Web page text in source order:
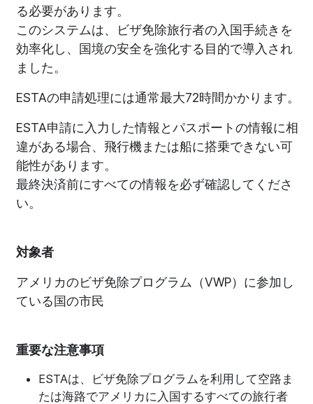
る必要があります。
このシステムは、ビザ免除旅行者の入国手続きを
効率化し、国境の安全を強化する目的で導入され
ました。
ESTAの申請処理には通常最大72時間かかります。
ESTA申請に入力した情報とパスポートの情報に相
違がある場合、飛行機または船に搭乗できない可
能性があります。
最終決済前にすべての情報を必ず確認してくださ
い。
対象者
アメリカのビザ免除プログラム（VWP）に参加し
ている国の市民
重要な注意事項
ESTAは、ビザ免除プログラムを利用して空路ま
たは海路でアメリカに入国するすべての旅行者